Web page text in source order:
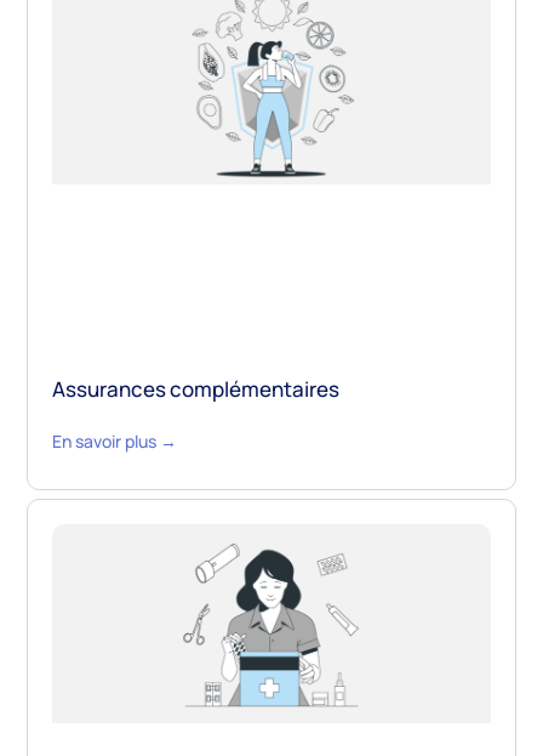
Assurances complémentaires
En savoir plus →